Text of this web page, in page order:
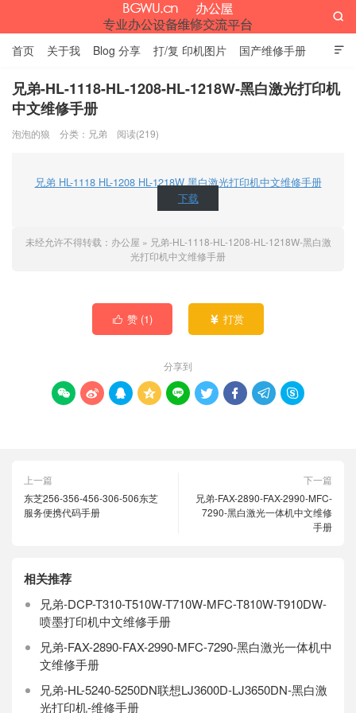
办公屋

首页 关于我 Blog 分享 打/复 印机图片 国产维修手册
外资维修手册 伊萨网址大全 办公设备网页名片 留言板

兄弟-HL-1118-HL-1208-HL-1218W-黑白激光打印机
中文维修手册
泡泡的狼 分类： 兄弟 阅读(219)
兄弟 HL-1118 HL-1208 HL-1218W 黑白激光打印机中文维修手册
下载
未经允许不得转载： 办公屋 » 兄弟-HL-1118-HL-1208-HL-1218W-黑白激
光打印机中文维修手册
 赞 (1)  打赏
分享到
        
上一篇
东芝256-356-456-306-506东芝
服务便携代码手册
下一篇
兄弟-FAX-2890-FAX-2990-MFC-
7290-黑白激光一体机中文维修
手册
相关推荐
兄弟-DCP-T310-T510W-T710W-MFC-T810W-T910DW-
喷墨打印机中文维修手册
兄弟-FAX-2890-FAX-2990-MFC-7290-黑白激光一体机中
文维修手册
兄弟-HL-5240-5250DN联想LJ3600D-LJ3650DN-黑白激
光打印机-维修手册